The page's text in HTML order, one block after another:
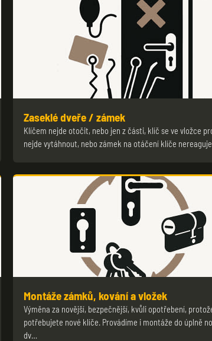
Zaseklé dveře / zámek
Klíčem nejde otočit, nebo jen z části, klíč se ve vložce
nejde vytáhnout, nebo zámek na otáčení klíče
Montáže zámků, kování a vložek
Výměna za novější, bezpečnější, kvůli opotřebení,
potřebujete nové klíče. Provádíme i montáže do úplně
dv…